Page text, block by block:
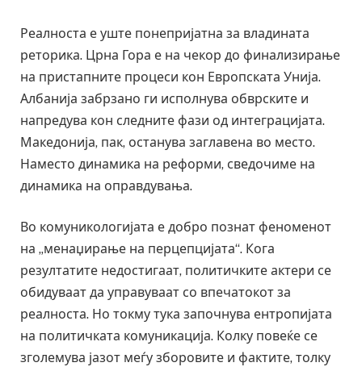
Реалноста е уште понепријатна за владината
реторика. Црна Гора е на чекор до финализирање
на пристапните процеси кон Европската Унија.
Албанија забрзано ги исполнува обврските и
напредува кон следните фази од интеграцијата.
Македонија, пак, останува заглавена во место.
Наместо динамика на реформи, сведочиме на
динамика на оправдувања.
Во комуникологијата е добро познат феноменот
на „менаџирање на перцепцијата“. Кога
резултатите недостигаат, политичките актери се
обидуваат да управуваат со впечатокот за
реалноста. Но токму тука започнува ентропијата
на политичката комуникација. Колку повеќе се
зголемува јазот меѓу зборовите и фактите, толку